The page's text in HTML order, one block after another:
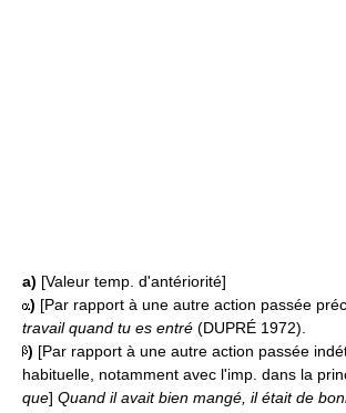
a) [Valeur temp. d'antériorité]
) [Par rapport à une autre action passée
travail quand tu es entré (DUPRÉ 1972).
) [Par rapport à une autre action passée
habituelle, notamment avec l'imp. dans la
que] Quand il avait bien mangé, il était de